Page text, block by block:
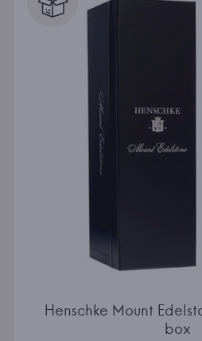
Henschke Mount
box